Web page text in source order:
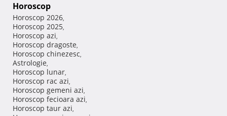
Horoscop
Horoscop 2026,
Horoscop 2025,
Horoscop azi,
Horoscop dragoste,
Horoscop chinezesc,
Astrologie,
Horoscop lunar,
Horoscop rac azi,
Horoscop gemeni azi,
Horoscop fecioara azi,
Horoscop taur azi,